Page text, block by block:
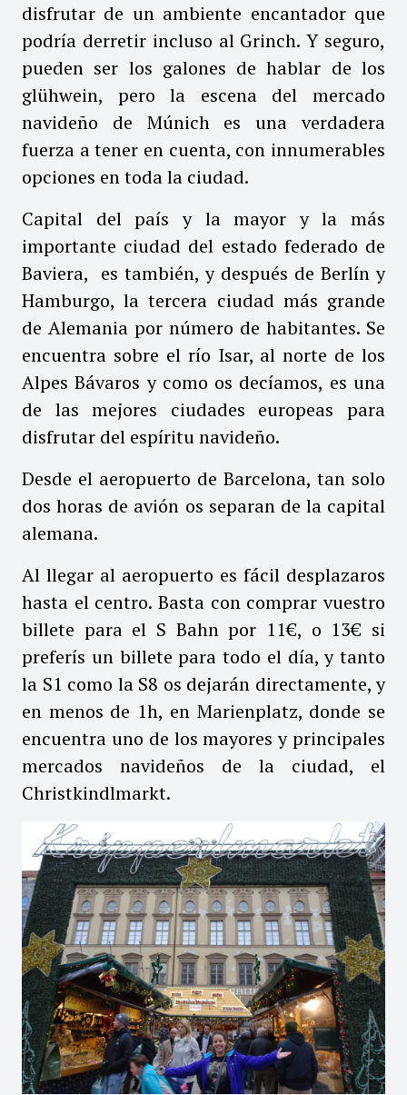
disfrutar de un ambiente encantador que
podría derretir incluso al Grinch. Y seguro,
pueden ser los galones de hablar de los
glühwein, pero la escena del mercado
navideño de Múnich es una verdadera
fuerza a tener en cuenta, con innumerables
opciones en toda la ciudad.
Capital del país y la mayor y la más
importante ciudad del estado federado de
Baviera, es también, y después de Berlín y
Hamburgo, la tercera ciudad más grande
de Alemania por número de habitantes. Se
encuentra sobre el río Isar, al norte de los
Alpes Bávaros y como os decíamos, es una
de las mejores ciudades europeas para
disfrutar del espíritu navideño.
Desde el aeropuerto de Barcelona, tan solo
dos horas de avión os separan de la capital
alemana.
Al llegar al aeropuerto es fácil desplazaros
hasta el centro. Basta con comprar vuestro
billete para el S Bahn por 11€, o 13€ si
preferís un billete para todo el día, y tanto
la S1 como la S8 os dejarán directamente, y
en menos de 1h, en Marienplatz, donde se
encuentra uno de los mayores y principales
mercados navideños de la ciudad, el
Christkindlmarkt.